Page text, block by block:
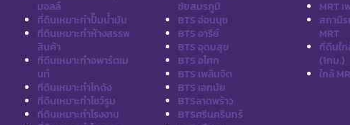
มอลล์
ที่ดินเหมาะทำปั๊มน้ำมัน
ที่ดินเหมาะทำห้างสรรพ
สินค้า
ที่ดินเหมาะทำอพาร์ตเม
นท์
ที่ดินเหมาะทำโกดัง
ที่ดินเหมาะทำโชว์รูม
ที่ดินเหมาะทำโรงงาน
ชัยสมรภูมิ
BTS อ่อนนุช
BTS อารีย์
BTS อุดมสุข
BTS อโศก
BTS เพลินจิต
BTS เอกมัย
BTSลาดพร้าว
BTSศรีนครินทร์
MRT
สถานีร
MRT
ที่ดินใก
(1กม.)
ใกล้